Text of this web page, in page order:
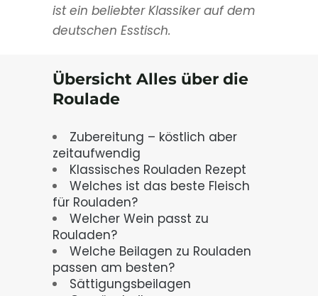
ist ein beliebter Klassiker auf dem
deutschen Esstisch.
Übersicht Alles über die
Roulade
Zubereitung – köstlich aber
zeitaufwendig
Klassisches Rouladen Rezept
Welches ist das beste Fleisch
für Rouladen?
Welcher Wein passt zu
Rouladen?
Welche Beilagen zu Rouladen
passen am besten?
Sättigungsbeilagen